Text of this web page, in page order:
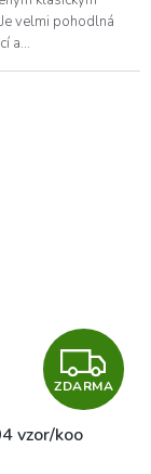
velmi pohodlná
a...
Z
D
ZDARMA
vzor/koo